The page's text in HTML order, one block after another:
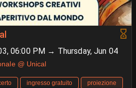
06:00 PM → Thursday, Jun 04
@ Unical
ingresso gratuito
proiezione